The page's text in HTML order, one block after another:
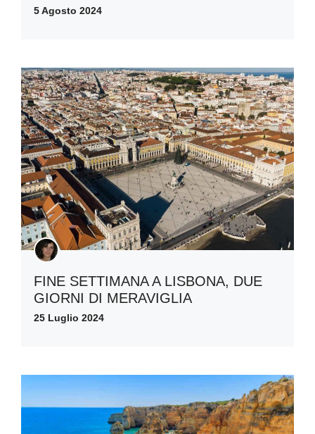
5 Agosto 2024
FINE SETTIMANA A LISBONA, DUE
GIORNI DI MERAVIGLIA
25 Luglio 2024